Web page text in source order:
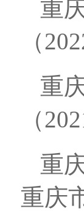
重
（
重
（
重
重庆